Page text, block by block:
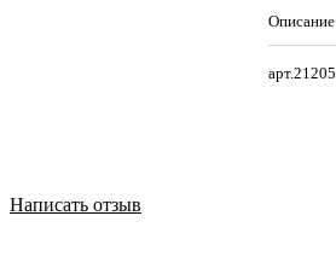
Описание
арт.21205
Написать отзыв